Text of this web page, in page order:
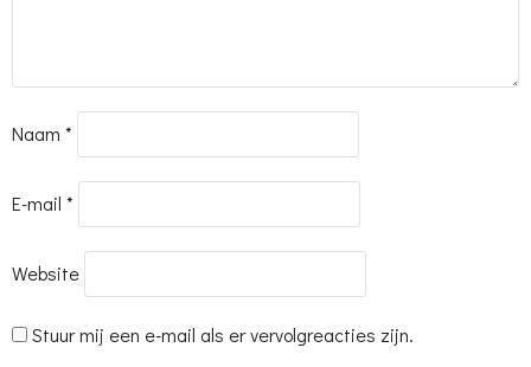
Naam *
E-mail *
Website
Stuur mij een e-mail als er vervolgreacties zijn.